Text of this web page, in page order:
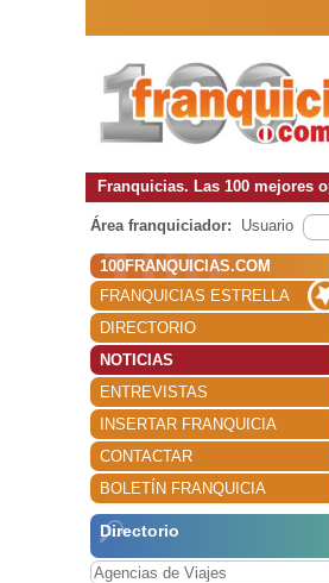
Franquicias. Las 100 mejores
Área franquiciador: Usuario
100FRANQUICIAS.COM
FRANQUICIAS ESTRELLA
DIRECTORIO
NOTICIAS
ENTREVISTAS
INSERTAR FRANQUICIA
CONTACTAR
BOLETÍN FRANQUICIA
Directorio
Agencias de Viajes